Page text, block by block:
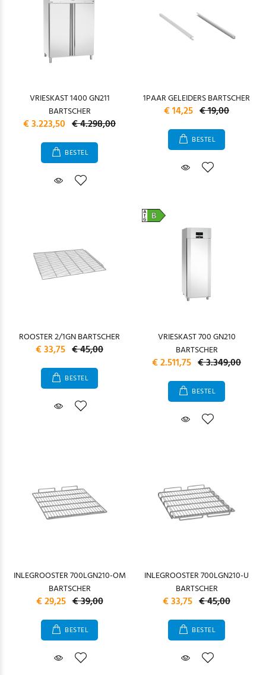
VRIESKAST 1400 GN211
BARTSCHER
€ 3.223,50 € 4.298,00
BESTEL
1PAAR GELEIDERS BARTSCHER
€ 14,25 € 19,00
BESTEL
ROOSTER 2/1GN BARTSCHER
€ 33,75 € 45,00
BESTEL
VRIESKAST 700 GN210
BARTSCHER
€ 2.511,75 € 3.349,00
BESTEL
INLEGROOSTER 700LGN210-OM
BARTSCHER
€ 29,25 € 39,00
BESTEL
INLEGROOSTER 700LGN210-U
BARTSCHER
€ 33,75 € 45,00
BESTEL